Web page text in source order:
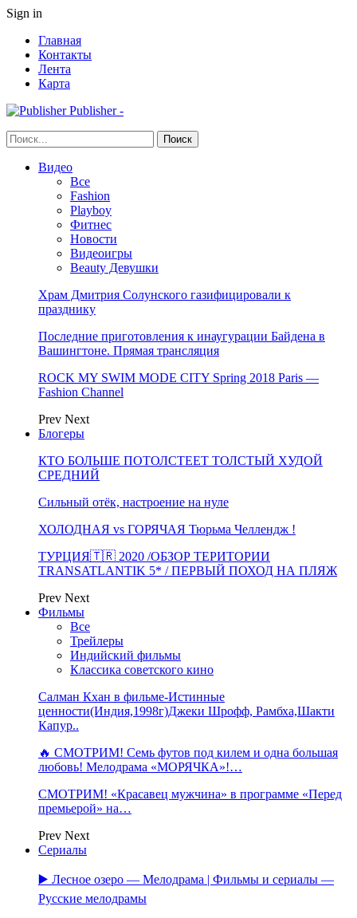
Sign in
Главная
Контакты
Лента
Карта
Publisher -
Видео
Все
Fashion
Playboy
Фитнес
Новости
Видеоигры
Beauty Девушки
Храм Дмитрия Солунского газифицировали к
празднику
Последние приготовления к инаугурации Байдена в
Вашингтоне. Прямая трансляция
ROCK MY SWIM MODE CITY Spring 2018 Paris —
Fashion Channel
Prev Next
Блогеры
КТО БОЛЬШЕ ПОТОЛСТЕЕТ ТОЛСТЫЙ ХУДОЙ
СРЕДНИЙ
Сильный отёк, настроение на нуле
ХОЛОДНАЯ vs ГОРЯЧАЯ Тюрьма Челлендж !
ТУРЦИЯ🇹🇷 2020 /ОБЗОР ТЕРИТОРИИ
TRANSATLANTIK 5* / ПЕРВЫЙ ПОХОД НА ПЛЯЖ
Prev Next
Фильмы
Все
Трейлеры
Индийский фильмы
Классика советского кино
Салман Кхан в фильме-Истинные
ценности(Индия,1998г)Джеки Шрофф, Рамбха,Шакти
Капур..
🔥 СМОТРИМ! Семь футов под килем и одна большая
любовь! Мелодрама «МОРЯЧКА»!…
СМОТРИМ! «Красавец мужчина» в программе «Перед
премьерой» на…
Prev Next
Сериалы
▶️ Лесное озеро — Мелодрама | Фильмы и сериалы —
Русские мелодрамы